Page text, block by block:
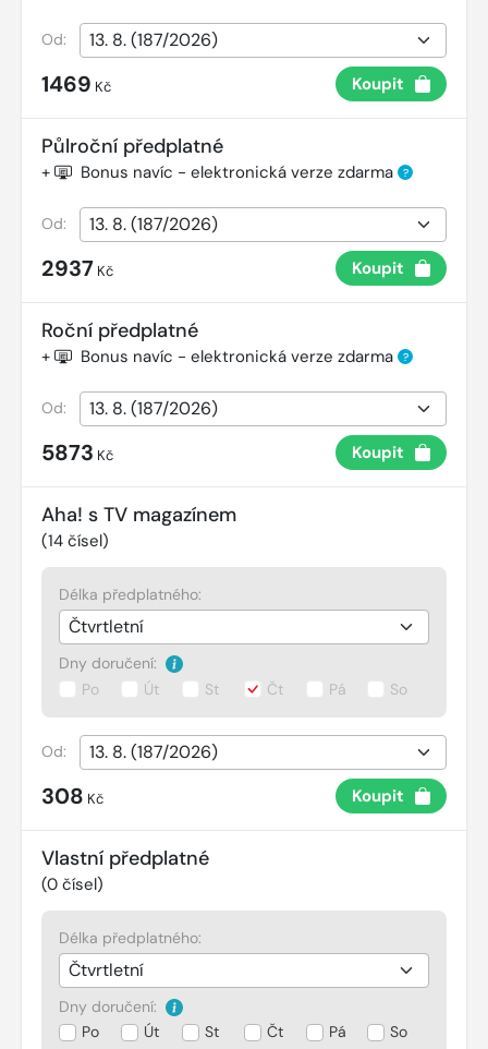
Od:
1469 Kč Koupit
Půlroční předplatné
+ Bonus navíc - elektronická verze zdarma ?
Od:
2937 Kč Koupit
Roční předplatné
+ Bonus navíc - elektronická verze zdarma ?
Od:
5873 Kč Koupit
Aha! s TV magazínem
(14 čísel)
Délka předplatného:
Dny doručení:
Po
Út St Čt Pá So
Od:
308 Kč Koupit
Vlastní předplatné
(0 čísel)
Délka předplatného:
Dny doručení:
Po
Út St Čt Pá So